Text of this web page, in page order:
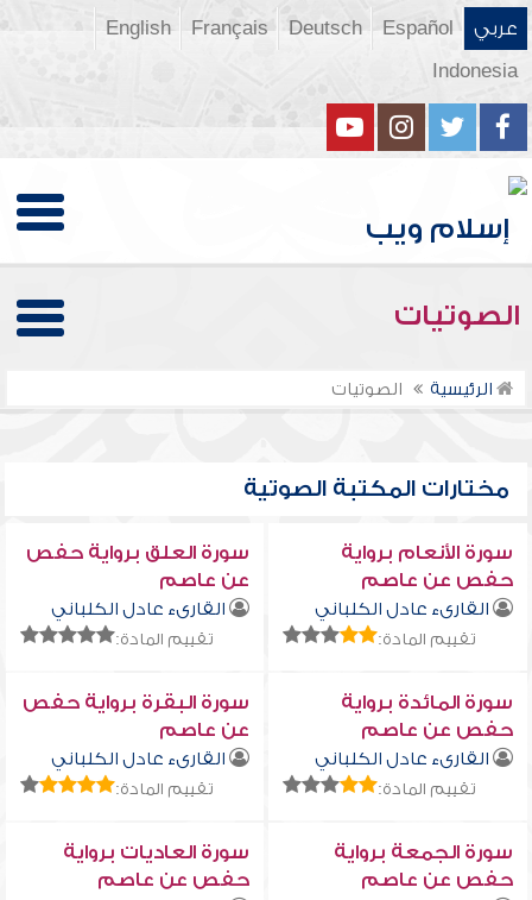
عربي Español
Deutsch
Français
English
Indonesia
الصوتيات
الرئيسية الصوتيات
مختارات المكتبة الصوتية
سورة الأنعام برواية
حفص عن عاصم
القارىء عادل الكلباني
تقييم المادة:
سورة العلق برواية حفص
عن عاصم
القارىء عادل الكلباني
تقييم المادة:
سورة المائدة برواية
حفص عن عاصم
القارىء عادل الكلباني
تقييم المادة:
سورة البقرة برواية حفص
عن عاصم
القارىء عادل الكلباني
تقييم المادة:
سورة الجمعة برواية
حفص عن عاصم
سورة العاديات برواية
حفص عن عاصم